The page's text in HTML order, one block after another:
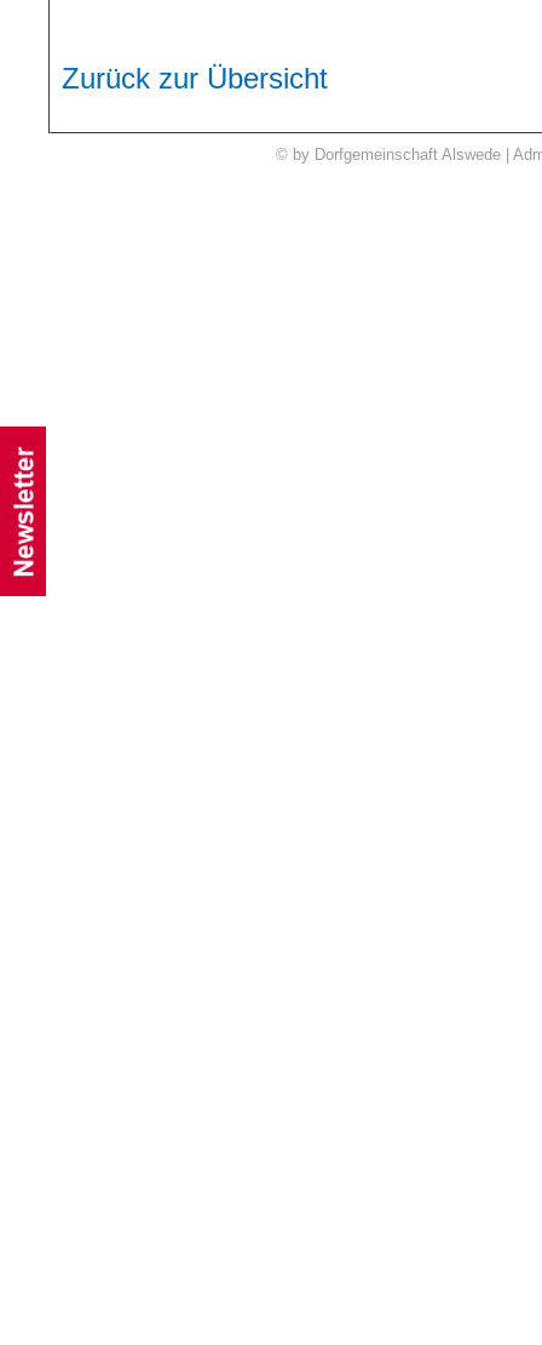
Zurück zur Übersicht
© by Dorfgemeinschaft Alswede |